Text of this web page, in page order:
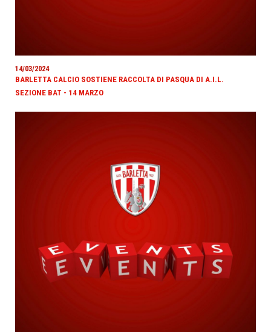
14/03/2024
BARLETTA CALCIO SOSTIENE RACCOLTA DI PASQUA DI A.I.L.
SEZIONE BAT - 14 MARZO